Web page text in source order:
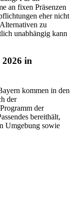
an fixen Präsenzen
eher nicht
zu
unabhängig kann
in
kommen in den
der
der
bereithält,
Umgebung sowie